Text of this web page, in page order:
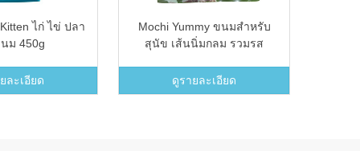
ไก่ ไข่ ปลา
ม 450g
ละเอียด
Mochi Yummy ขนมสำหรับ
สุนัข เส้นนิ่มกลม รวมรส
ดูรายละเอียด